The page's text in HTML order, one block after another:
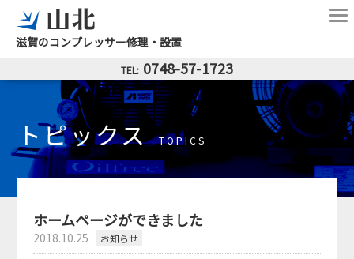
滋賀のコンプレッサー修理・設置
0748-57-1723
トピックス TOPICS
ホームページができました
2018.10.25 お知らせ